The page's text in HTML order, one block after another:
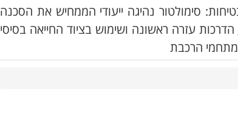
סימולטור נהיגה ייעודי הממחיש את הסכנה
עזרה ראשונה ושימוש בציוד החייאה בסיסי
מתחמי הרכבת